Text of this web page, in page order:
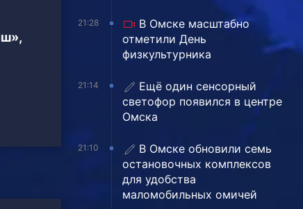
21:28
В Омске масштабно
отметили День
физкультурника
21:14
Ещё один сенсорный
светофор появился в центре
Омска
21:10
В Омске обновили семь
остановочных комплексов
для удобства
маломобильных омичей